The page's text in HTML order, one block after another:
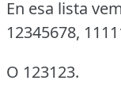
En esa lista
12345678,
O 123123.